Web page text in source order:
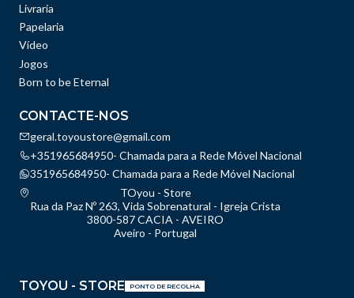
Livraria
Papelaria
Vídeo
Jogos
Born to be Eternal
CONTACTE-NOS
geral.toyoustore@gmail.com
+351965684950- Chamada para a Rede Móvel Nacional
351965684950- Chamada para a Rede Móvel Nacional
TOyou - Store
Rua da Paz Nº 263, Vida Sobrenatural - Igreja Crista
3800-587 CACIA - AVEIRO
Aveiro - Portugal
TOYOU - STORE PONTO DE RECOLHA